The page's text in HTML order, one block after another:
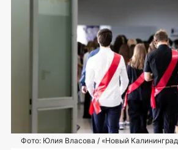
Фото: Юлия Власова / «Новый